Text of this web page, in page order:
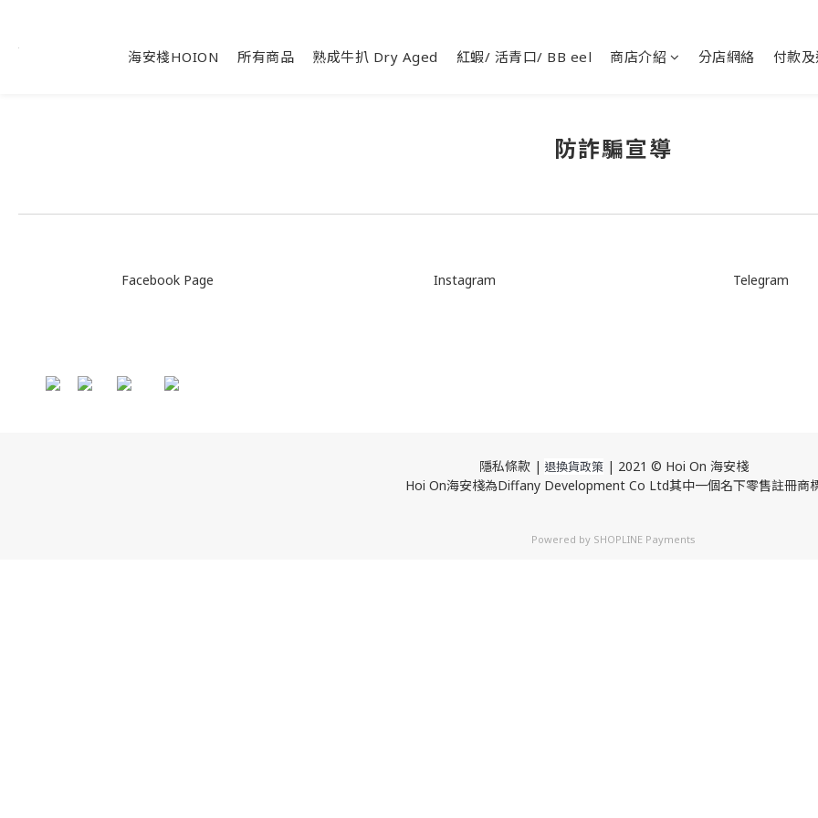
海安棧HOION 所有商品 熟成牛扒 Dry Aged 紅蝦/ 活青口/ BB eel 商店介紹 分店網絡 付款
防詐騙宣導
Facebook Page Instagram Telegram
隱私條款 | 退換貨政策| 2021 © Hoi On 海安棧
Hoi On海安棧為Diffany Development Co Ltd其中一個名下零售註冊商
Powered by SHOPLINE Payments